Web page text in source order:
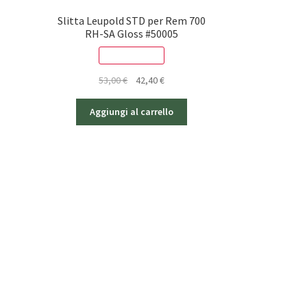
Slitta Leupold STD per Rem 700
RH-SA Gloss #50005
53,00€
originale
era:
42,40€Il
attuale
è:
Aggiungi al carrello